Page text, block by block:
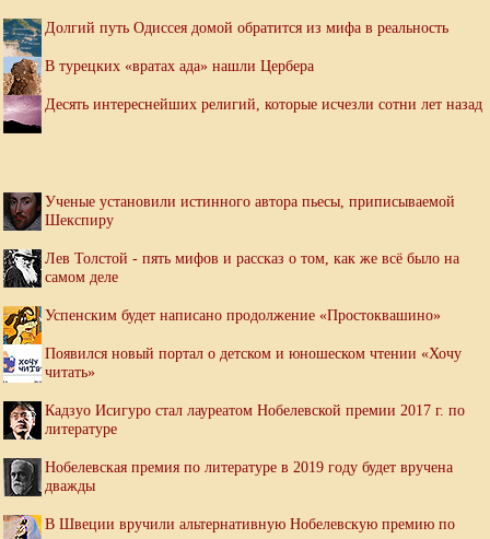
Долгий путь Одиссея домой обратится из мифа в реальность
В турецких «вратах ада» нашли Цербера
Десять интереснейших религий, которые исчезли сотни лет назад
Ученые установили истинного автора пьесы, приписываемой
Шекспиру
Лев Толстой - пять мифов и рассказ о том, как же всё было на
самом деле
Успенским будет написано продолжение «Простоквашино»
Появился новый портал о детском и юношеском чтении «Хочу
читать»
Кадзуо Исигуро стал лауреатом Нобелевской премии 2017 г. по
литературе
Нобелевская премия по литературе в 2019 году будет вручена
дважды
В Швеции вручили альтернативную Нобелевскую премию по